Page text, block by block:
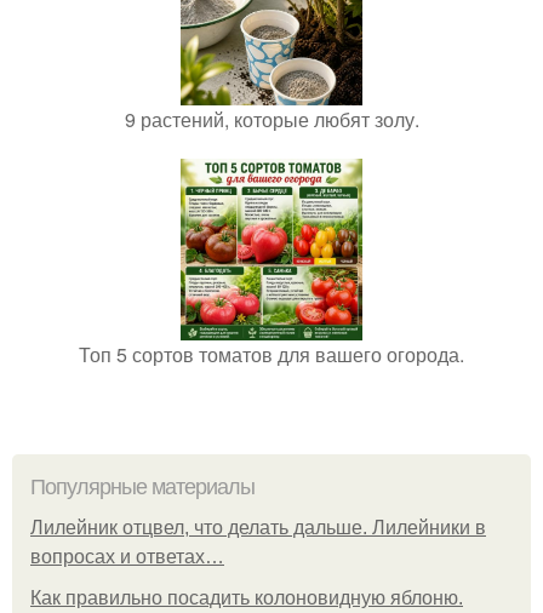
9 растений, которые любят золу.
Топ 5 сортов томатов для вашего огорода.
Популярные материалы
Лилейник отцвел, что делать дальше. Лилейники в
вопросах и ответах…
Как правильно посадить колоновидную яблоню.